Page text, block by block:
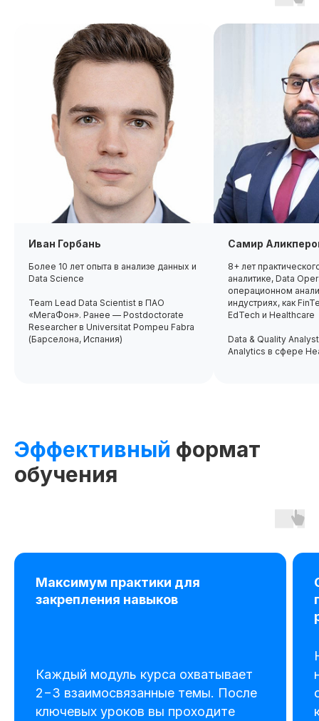
Иван Горбань
Более 10 лет опыта в анализе данных и
Data Science
Team Lead Data Scientist в ПАО
«МегаФон». Ранее — Postdoctorate
Researcher в Universitat Pompeu Fabra
(Барселона, Испания)
Самир
8+ лет
аналитике, Data
операционном
индустриях, как
EdTech и Healthcare
Data & Quality
Analytics в сфере
Эффективный формат
обучения
Максимум практики для
закрепления навыков
Каждый модуль курса охватывает
2−3 взаимосвязанные темы. После
ключевых уроков вы проходите
Подготовка
к собеседованиям, тестовым
заданиям
Вы разберёте типовые вопросы,
научитесь решать бизнес-кейсы,
чтобы готовиться к техническим
интервью — уверенность,
структурный подход повысят
шансы на успешное прохождение
в
Анализ и усиление резюме
Наши карьерные консультанты
помогут адаптировать резюме
под требования работодателей,
чтобы выделить ваши сильные
стороны для разных вакансий
в аналитике данных.
Получай подарки от партнеров
при покупке курса
сотрудников